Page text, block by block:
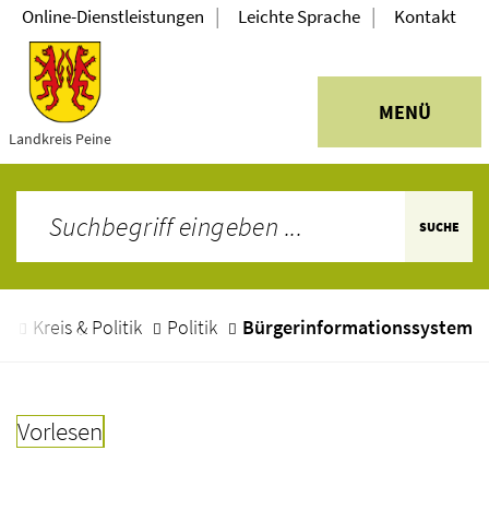
Landkreis Peine
MENÜ
Online-Dienstleistungen | Leichte Sprache | Kontakt
SUCHE
Kreis & Politik Politik Bürgerinformationssystem
Vorlesen